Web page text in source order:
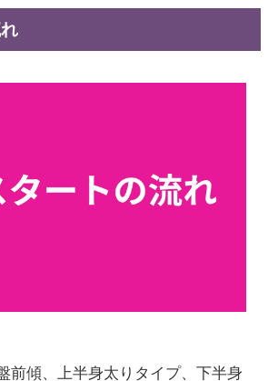
前傾、上半身太りタイプ、下半身